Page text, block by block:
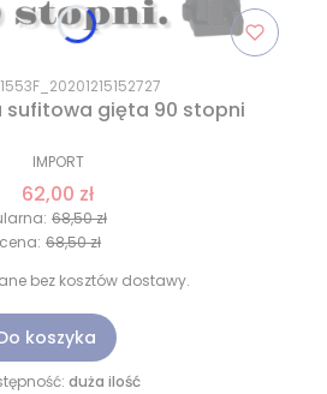
sufitowa gięta 90 stopni
IMPORT
62,00 zł
68,50 zł
68,50 zł
bez kosztów dostawy.
koszyka
duża ilość